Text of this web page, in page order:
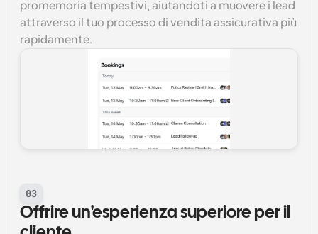
promemoria tempestivi, aiutandoti a muovere i lead
attraverso il tuo processo di vendita assicurativa più
rapidamente.
03
Offrire un'esperienza superiore per il